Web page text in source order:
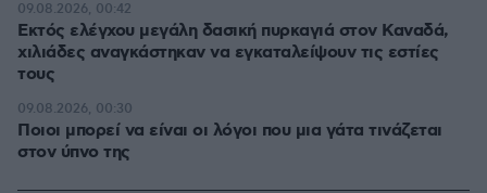
Εκτός ελέγχου μεγάλη δασική πυρκαγιά στον Καναδά,
χιλιάδες αναγκάστηκαν να εγκαταλείψουν τις εστίες
τους
09.08.2026, 00:42
Ποιοι μπορεί να είναι οι λόγοι που μια γάτα τινάζεται
στον ύπνο της
09.08.2026, 00:30